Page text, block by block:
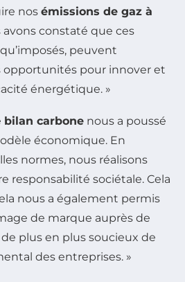
nos émissions de gaz à
avons constaté que ces
peuvent
opportunités pour innover et
énergétique. »
bilan carbone nous a poussé
économique. En
normes, nous réalisons
responsabilité sociétale. Cela
nous a également permis
de marque auprès de
plus en plus soucieux de
des entreprises. »